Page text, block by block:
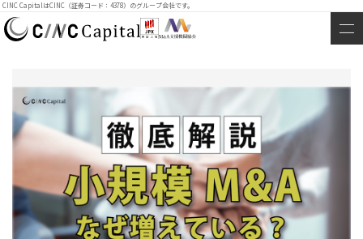
CINC CapitalはCINC（証券コード：4378）のグループ会社です。